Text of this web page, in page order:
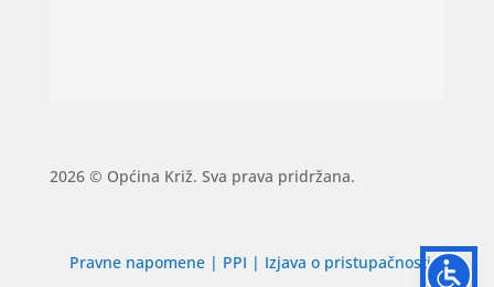
2026 © Općina Križ. Sva prava pridržana.
Pravne napomene | PPI | Izjava o pristupačnosti|